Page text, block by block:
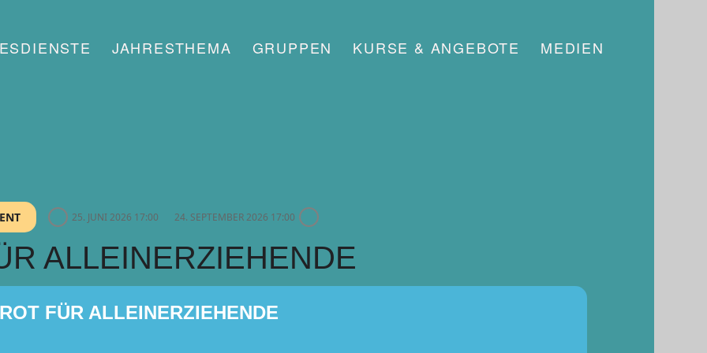
JAHRESTHEMA GRUPPEN KURSE & ANGEBOTE MEDIEN
25. JUNI 2026 17:00 24. SEPTEMBER 2026 17:00
ALLEINERZIEHENDE
FÜR ALLEINERZIEHENDE